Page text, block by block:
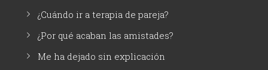
¿Cuándo ir a terapia de pareja?
¿Por qué acaban las amistades?
Me ha dejado sin explicación